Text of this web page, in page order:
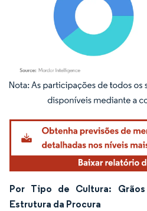
Imagem © Mordor Intelligence. O reuso
Por Tipo de Cultura:
Estrutura da Procura